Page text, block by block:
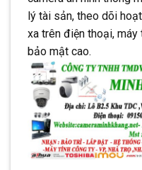
lý tài sản, theo dõi
xa trên điện thoại,
bảo mật cao.